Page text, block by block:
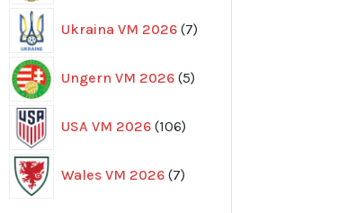
Ukraina VM 2026 7
produkter
Ungern VM 2026 5
produkter
USA VM 2026 106
produkter
Wales VM 2026 7
produkter